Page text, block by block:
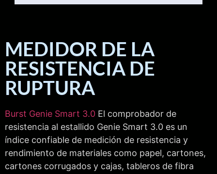
MEDIDOR DE LA
RESISTENCIA DE
RUPTURA
Burst Genie Smart 3.0 El comprobador de
resistencia al estallido Genie Smart 3.0 es un
índice confiable de medición de resistencia y
rendimiento de materiales como papel, cartones,
cartones corrugados y cajas, tableros de fibra